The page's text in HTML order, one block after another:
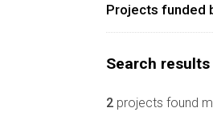
Projects funded
Search results
2 projects found